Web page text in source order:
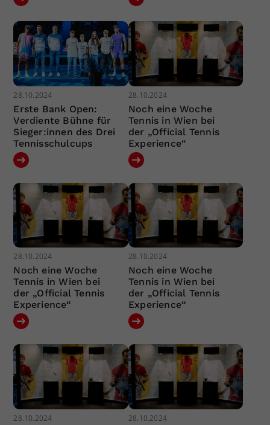
28.10.2024
Erste Bank Open:
Verdiente Bühne für
Sieger:innen des Drei
Tennisschulcups
28.10.2024
Noch eine Woche
Tennis in Wien bei
der „Official Tennis
Experience“
28.10.2024
Noch eine Woche
Tennis in Wien bei
der „Official Tennis
Experience“
28.10.2024
Noch eine Woche
Tennis in Wien bei
der „Official Tennis
Experience“
28.10.2024 28.10.2024